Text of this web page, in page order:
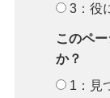
3：役
このペ
か？
1：見